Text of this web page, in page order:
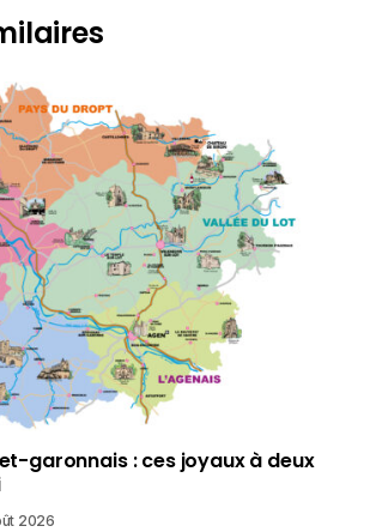
garonnais : ces joyaux à deux
2026